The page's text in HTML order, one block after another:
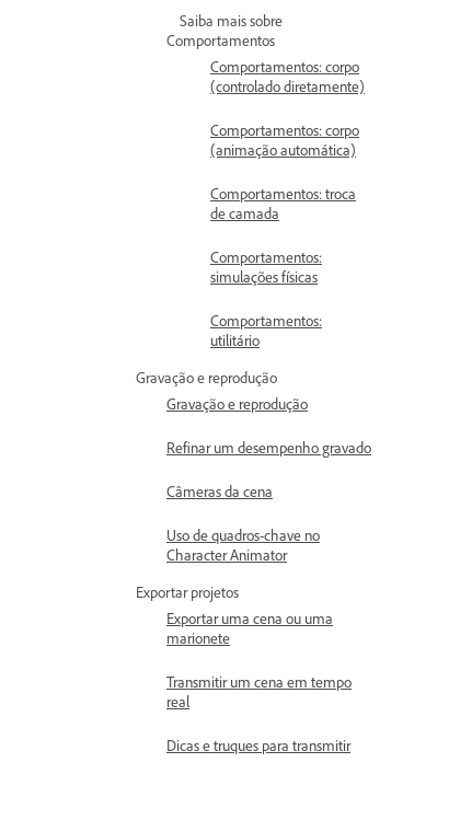
Saiba mais sobre
Comportamentos
Comportamentos: corpo
(controlado diretamente)
Comportamentos: corpo
(animação automática)
Comportamentos: troca
de camada
Comportamentos:
simulações físicas
Comportamentos:
utilitário
Gravação e reprodução
Gravação e reprodução
Refinar um desempenho gravado
Câmeras da cena
Uso de quadros-chave no
Character Animator
Exportar projetos
Exportar uma cena ou uma
marionete
Transmitir um cena em tempo
real
Dicas e truques para transmitir